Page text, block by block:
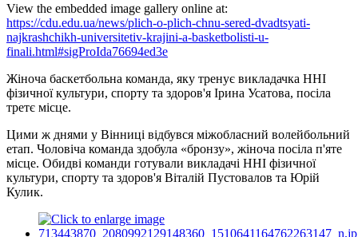
View the embedded image gallery online at:
https://cdu.edu.ua/news/plich-o-plich-chnu-sered-dvadtsyati-
najkrashchikh-universitetiv-krajini-a-basketbolisti-u-
finali.html#sigProIda76694ed3e
Жіноча баскетбольна команда, яку тренує викладачка ННІ
фізичної культури, спорту та здоров'я Ірина Усатова, посіла
третє місце.
Цими ж днями у Вінниці відбувся міжобласний волейбольний
етап. Чоловіча команда здобула «бронзу», жіноча посіла п'яте
місце. Обидві команди готували викладачі ННІ фізичної
культури, спорту та здоров'я Віталій Пустовалов та Юрій
Кулик.